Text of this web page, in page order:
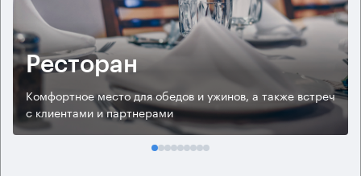
Ресторан
Комфортное место для обедов и ужинов, а также встреч
с клиентами и партнерами